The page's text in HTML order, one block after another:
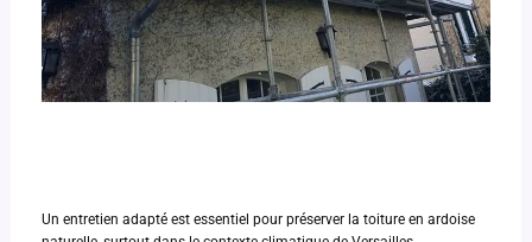
Un entretien adapté est essentiel pour préserver la toiture en ardoise